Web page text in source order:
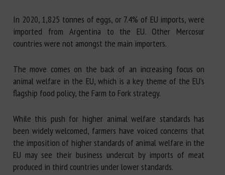
In 2020, 1,825 tonnes of eggs, or 7.4% of EU imports, were
imported from Argentina to the EU. Other Mercosur
countries were not amongst the main importers.
The move comes on the back of an increasing focus on
animal welfare in the EU, which is a key theme of the EU’s
flagship food policy, the Farm to Fork strategy.
While this push for higher animal welfare standards has
been widely welcomed, farmers have voiced concerns that
the imposition of higher standards of animal welfare in the
EU may see their business undercut by imports of meat
produced in third countries under lower standards.